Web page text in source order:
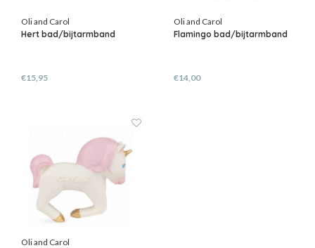
Oli and Carol
Hert bad/bijtarmband
€15,95
Oli and Carol
Flamingo bad/bijtarmband
€14,00
Oli and Carol